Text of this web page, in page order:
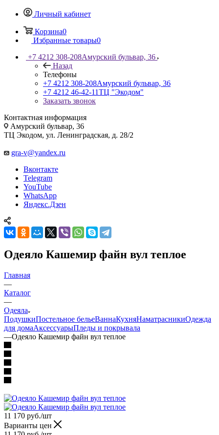
Личный кабинет
Корзина0
Избранные товары0
+7 4212 308-208Амурский бульвар, 36
Назад
Телефоны
+7 4212 308-208Амурский бульвар, 36
+7 4212 46-42-11ТЦ "Экодом"
Заказать звонок
Контактная информация
Амурский бульвар, 36
ТЦ Экодом, ул. Ленинградская, д. 28/2
gra-v@yandex.ru
Вконтакте
Telegram
YouTube
WhatsApp
Яндекс.Дзен
Одеяло Кашемир файн вул теплое
Главная
—
Каталог
—
Одеяла
ПодушкиПостельное бельеВаннаКухняНаматрасникиОдежда
для домаАксессуарыПледы и покрывала
—Одеяло Кашемир файн вул теплое
11 170 руб./шт
Варианты цен